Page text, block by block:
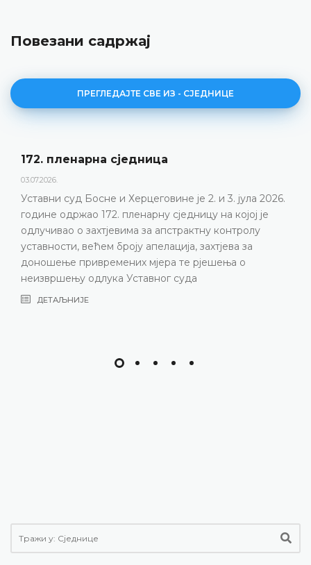
Повезани садржај
ПРЕГЛЕДАЈТЕ СВЕ ИЗ - СЈЕДНИЦЕ
сједницa
и Херцеговине је 2. и 3. јула 2026.
пленарну сједницу на којој је
за апстрактну контролу
броју апелација, захтјева за
мјера те рјешења о
Уставног суда
Уставни суд
пленарну
ДЕТАЉНИЈЕ